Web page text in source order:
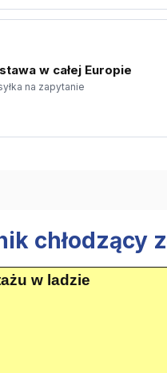
w całej Europie
na zapytanie
chłodzący
w ladzie